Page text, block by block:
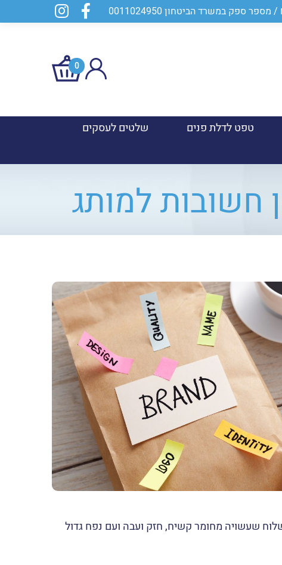
0
טפט לדלת פנים
שלטים לעסקים
חשובות למותג
שעשויה מחומר קשיח, חזק ועבה ועם נפח גדול